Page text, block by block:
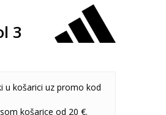
3
u košarici uz promo kod
košarice od 20 €.